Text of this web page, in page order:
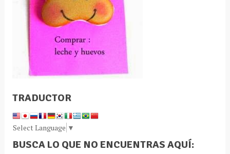
TRADUCTOR
Select Language ▼
BUSCA LO QUE NO ENCUENTRAS AQUÍ: